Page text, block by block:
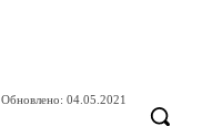
Обновлено: 04.05.2021